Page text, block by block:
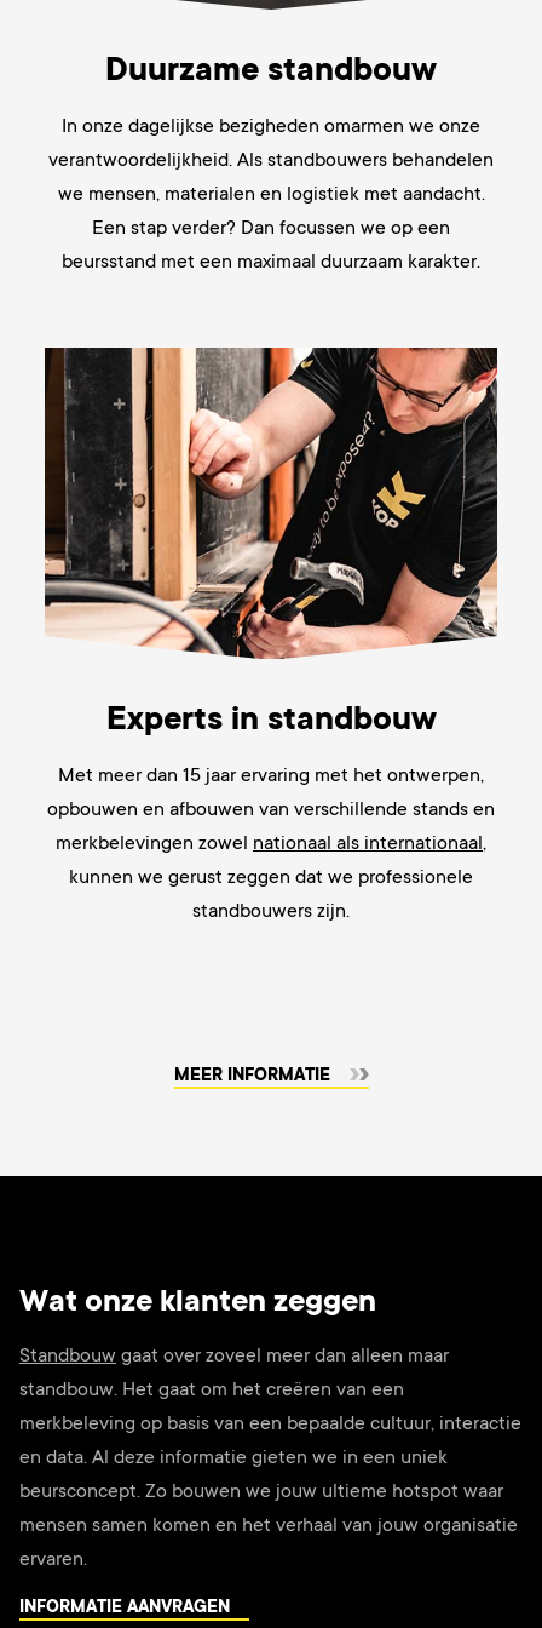
Duurzame standbouw
In onze dagelijkse bezigheden omarmen we onze
verantwoordelijkheid. Als standbouwers behandelen
we mensen, materialen en logistiek met aandacht.
Een stap verder? Dan focussen we op een
beursstand met een maximaal duurzaam karakter.
Experts in standbouw
Met meer dan 15 jaar ervaring met het ontwerpen,
opbouwen en afbouwen van verschillende stands en
merkbelevingen zowel nationaal als internationaal ,
kunnen we gerust zeggen dat we professionele
standbouwers zijn.
MEER INFORMATIE
Wat onze klanten zeggen
Standbouw gaat over zoveel meer dan alleen maar
standbouw. Het gaat om het creëren van een
merkbeleving op basis van een bepaalde cultuur, interactie
en data. Al deze informatie gieten we in een uniek
beursconcept. Zo bouwen we jouw ultieme hotspot waar
mensen samen komen en het verhaal van jouw organisatie
ervaren.
INFORMATIE AANVRAGEN